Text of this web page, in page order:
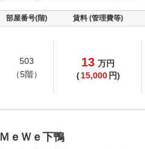
部屋番号(階) 賃料 (管理費等)
503
（5階）
13 万円
( 15,000 円)
ＭｅＷｅ下鴨